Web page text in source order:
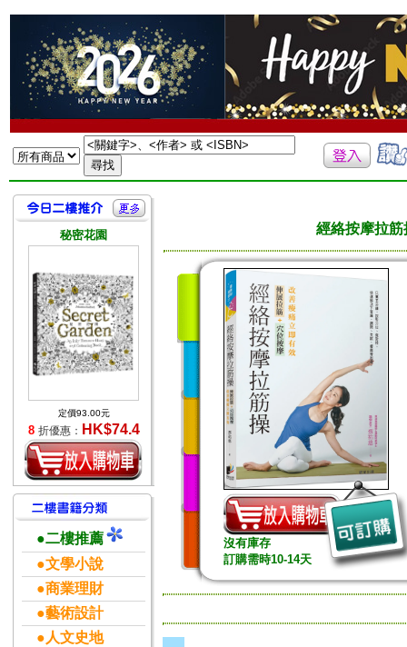
秘密花園
定價93.00元
8 折優惠： HK$74.4
●二樓推薦
●文學小說
●商業理財
●藝術設計
●人文史地
經絡按摩拉
沒有庫存
訂購需時10-14天